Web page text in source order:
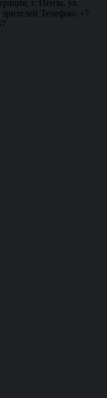
г. Пенза, ул.
Телефон: +7